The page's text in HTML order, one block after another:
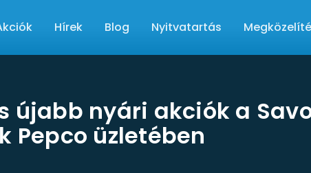
Hírek Blog Nyitvatartás
újabb nyári akciók a
Pepco üzletében